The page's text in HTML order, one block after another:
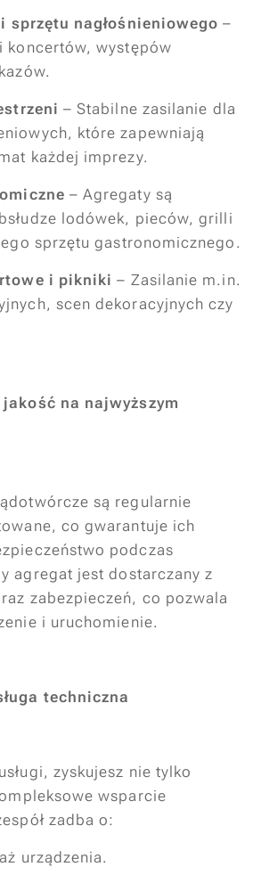
sprzętu nagłośnieniowego –
koncertów, występów
– Stabilne zasilanie dla
które zapewniają
każdej imprezy.
– Agregaty są
lodówek, pieców, grilli
sprzętu gastronomicznego.
i pikniki – Zasilanie m.in.
scen dekoracyjnych czy
na najwyższym
są regularnie
co gwarantuje ich
podczas
agregat jest dostarczany z
zabezpieczeń, co pozwala
i uruchomienie.
techniczna
zyskujesz nie tylko
wsparcie
zadba o:
urządzenia.